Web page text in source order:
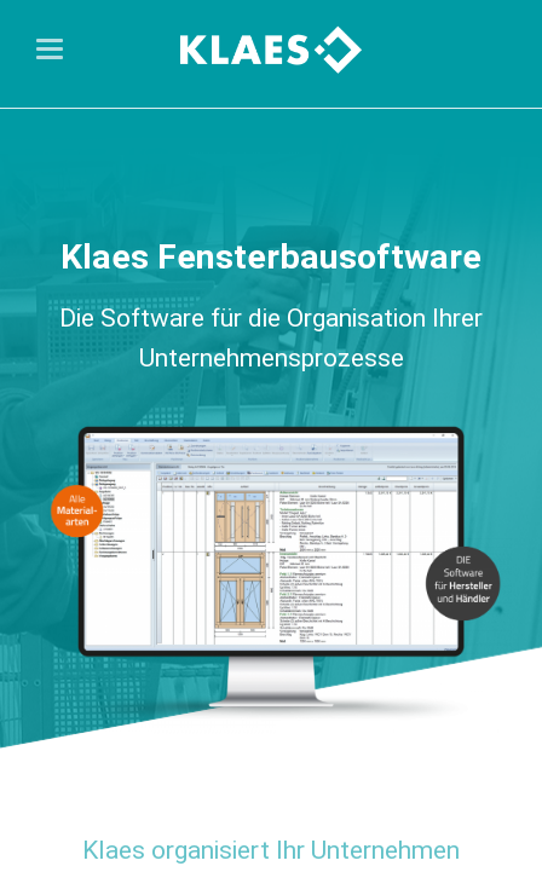
Klaes Fensterbausoftware
Die Software für die Organisation Ihrer
Unternehmensprozesse
Klaes organisiert Ihr Unternehmen